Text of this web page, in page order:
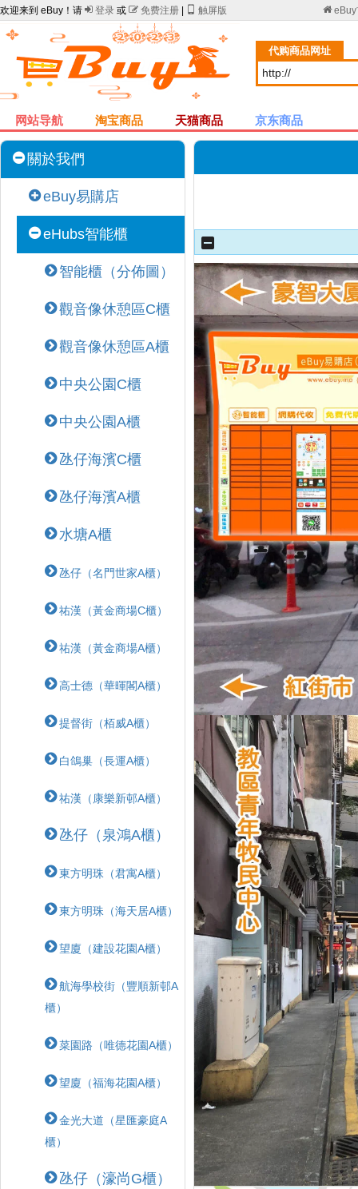
欢迎来到 eBuy！请  登录 或  免费注册 触屏版 eBuy
代购商品网址
网站导航 淘宝商品 天猫商品 京东商品
關於我們
eBuy易購店
eHubs智能櫃
智能櫃（分佈圖）
觀音像休憩區C櫃
觀音像休憩區A櫃
中央公園C櫃
中央公園A櫃
氹仔海濱C櫃
氹仔海濱A櫃
水塘A櫃
氹仔（名門世家A櫃）
祐漢（黃金商場C櫃）
祐漢（黃金商場A櫃）
高士德（華暉閣A櫃）
提督街（栢威A櫃）
白鴿巢（長運A櫃）
祐漢（康樂新邨A櫃）
氹仔（泉鴻A櫃）
東方明珠（君寓A櫃）
東方明珠（海天居A櫃）
望廈（建設花園A櫃）
航海學校街（豐順新邨A
櫃）
菜園路（唯德花園A櫃）
望廈（福海花園A櫃）
金光大道（星匯豪庭A
櫃）
氹仔（濠尚G櫃）